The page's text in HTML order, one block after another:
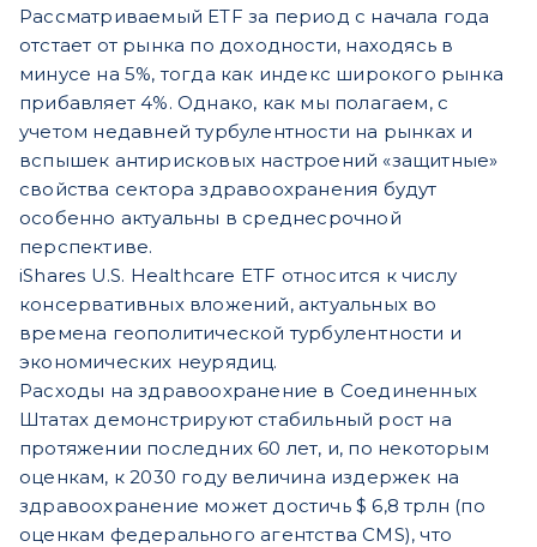
Рассматриваемый ETF за период с начала года
отстает от рынка по доходности, находясь в
минусе на 5%, тогда как индекс широкого рынка
прибавляет 4%. Однако, как мы полагаем, с
учетом недавней турбулентности на рынках и
вспышек антирисковых настроений «защитные»
свойства сектора здравоохранения будут
особенно актуальны в среднесрочной
перспективе.
iShares U.S. Healthcare ETF относится к числу
консервативных вложений, актуальных во
времена геополитической турбулентности и
экономических неурядиц.
Расходы на здравоохранение в Соединенных
Штатах демонстрируют стабильный рост на
протяжении последних 60 лет, и, по некоторым
оценкам, к 2030 году величина издержек на
здравоохранение может достичь $ 6,8 трлн (по
оценкам федерального агентства CMS), что